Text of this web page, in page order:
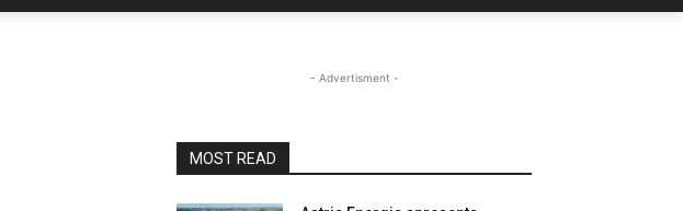
- Advertisment -
MOST READ